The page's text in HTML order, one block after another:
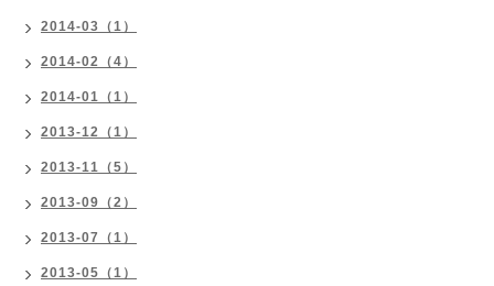
2014-03（1）
2014-02（4）
2014-01（1）
2013-12（1）
2013-11（5）
2013-09（2）
2013-07（1）
2013-05（1）